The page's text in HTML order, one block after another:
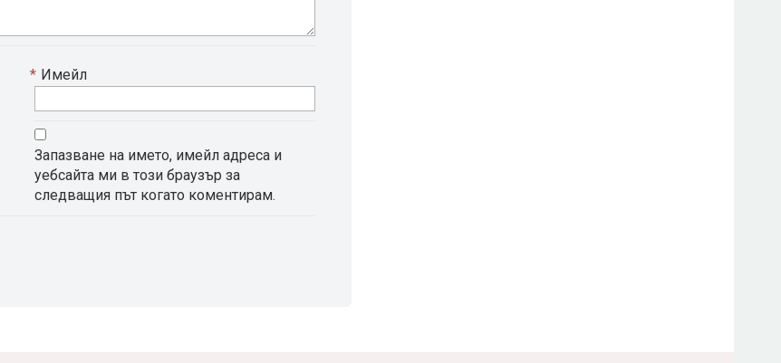
Имейл
*
Запазване на името, имейл адреса и
уебсайта ми в този браузър за
следващия път когато коментирам.